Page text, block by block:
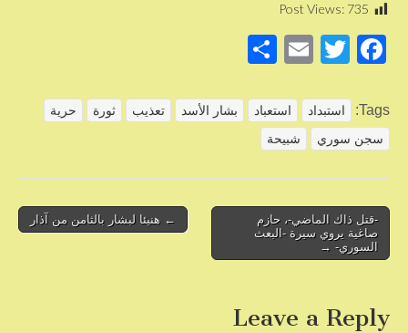
Post Views: 735
F
c
e
o
k
T
tt
er
E
ail
ar
Tags: استبداد استعباد بشار الأسد تعذيب ثورة
حرية
سجن سوري
شبيحة
Post
navigation
← هنيئا لبشار بالثامن من آذار
-قتل ذاك الماضي-، حازم
صاغية يروي سيرة -البعث
السوري- →
Leave a Reply